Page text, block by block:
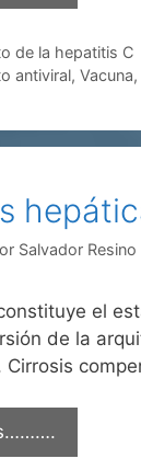
de la hepatitis C
antiviral,Vacuna,
Salvador Resino
el
de la
Cirrosis